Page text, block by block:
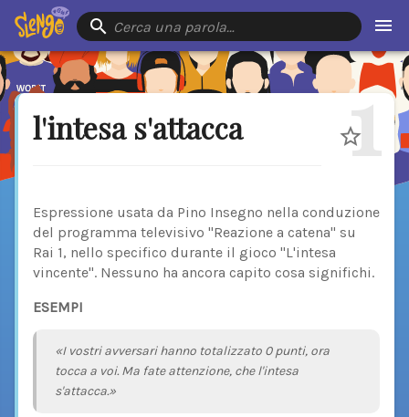
Cerca una parola…
l'intesa s'attacca 1
Espressione usata da Pino Insegno nella conduzione
del programma televisivo "Reazione a catena" su
Rai 1, nello specifico durante il gioco "L'intesa
vincente". Nessuno ha ancora capito cosa significhi.
ESEMPI
«I vostri avversari hanno totalizzato 0 punti, ora
tocca a voi. Ma fate attenzione, che l'intesa
s'attacca.»